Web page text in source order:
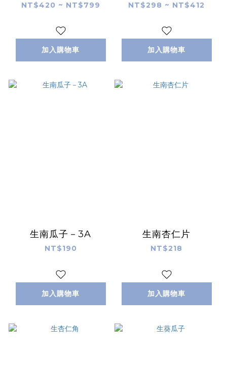
NT$420 ~ NT$799
加入購物車
NT$298 ~ NT$412
加入購物車
生南瓜子－3A
NT$190
加入購物車
生南杏仁片
NT$218
加入購物車